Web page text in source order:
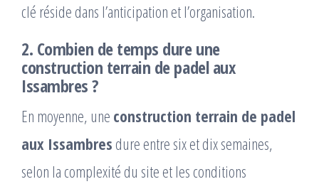
clé réside dans l’anticipation et l’organisation.
2. Combien de temps dure une
construction terrain de padel aux
Issambres ?
En moyenne, une construction terrain de padel
aux Issambres dure entre six et dix semaines,
selon la complexité du site et les conditions